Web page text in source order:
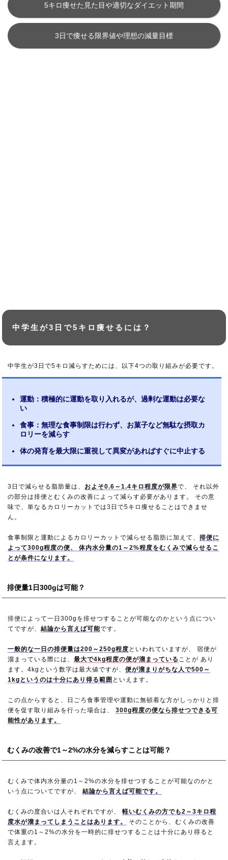
5キロ痩せた見た目や適切なダイエット期間
3日で痩せる限界値や理想の減量目標
中学生が3日で5キロ痩せるには？
中学生が3日で5キロ減らすためには、以下4つの取り組みが必要です。
運動：積極的に運動を取り入れるが、過剰な運動は必要な
い
食事：無理な食事制限は行わず、お菓子など無駄な摂取カ
ロリーを減らす
体の発育を最大限に重視して異変があればすぐに中止する
3日で減らせる脂肪量は、 およそ0.6～1.4キロ程度が限界で、 それ以外
の部分は排便とむくみの改善によって減らす必要があります。 その意
味で、単なるカロリーカットでは3日で5キロ痩せることはできませ
ん。
食事制限と運動によるカロリーカットで減らせる脂肪に加えて、排便に
よって300g程度の便、 体内水分量の1～2%程度をむくみで減らせるこ
とが条件になります。
排便量1日300gは可能？
排便によって一日300gを排せつすることが可能なのかという点につい
てですが、結論から言えば可能です。
一般的な一日の排便量は200～250g程度 といわれていますが、 宿便が
溜まっている際には、最大で4kg程度の便が溜まっている ことが あり
ます。4kgという数字は最大値ですが、便が溜まりがちな人で500～
1kgというのは十分にあり得る範囲 といえます。
この点からすると、日ごろ食事管理や運動に無頓着な方がしっかりと排
便を促す取り組みを行った場合は、300g程度の便なら排せつできる可
能性があります。
むくみの改善で1～2%の水分を減らすことは可能？
むくみで体内水分量の1～2%の水分を排せつすることが可能なのかと
いう点についてですが、結論から言えば可能です。
むくみの度合いは人それぞれですが、軽いむくみの方でも2～3キロ程
度水が溜まってしまうことはあります。
そのことから、むくみの改善
で体重の1～2%の水分を一時的に排せつすることは十分にあり得ると
言えます。